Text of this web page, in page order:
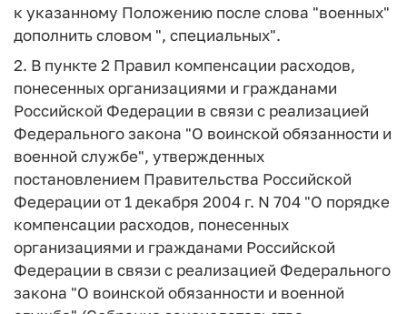
к указанному Положению после слова "военных"
дополнить словом ", специальных".
2. В пункте 2 Правил компенсации расходов,
понесенных организациями и гражданами
Российской Федерации в связи с реализацией
Федерального закона "О воинской обязанности и
военной службе", утвержденных
постановлением Правительства Российской
Федерации от 1 декабря 2004 г. N 704 "О порядке
компенсации расходов, понесенных
организациями и гражданами Российской
Федерации в связи с реализацией Федерального
закона "О воинской обязанности и военной